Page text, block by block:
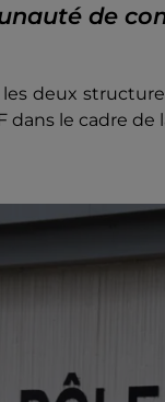
de
deux
dans le cadre